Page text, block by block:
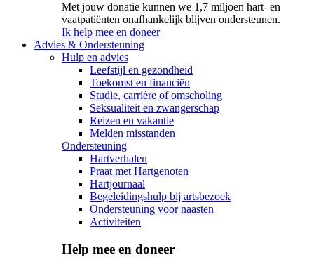
Met jouw donatie kunnen we 1,7 miljoen hart- en
vaatpatiënten onafhankelijk blijven ondersteunen.
Ik help mee en doneer
Advies & Ondersteuning
Hulp en advies
Leefstijl en gezondheid
Toekomst en financiën
Studie, carrière of omscholing
Seksualiteit en zwangerschap
Reizen en vakantie
Melden misstanden
Ondersteuning
Hartverhalen
Praat met Hartgenoten
Hartjournaal
Begeleidingshulp bij artsbezoek
Ondersteuning voor naasten
Activiteiten
Help mee en doneer